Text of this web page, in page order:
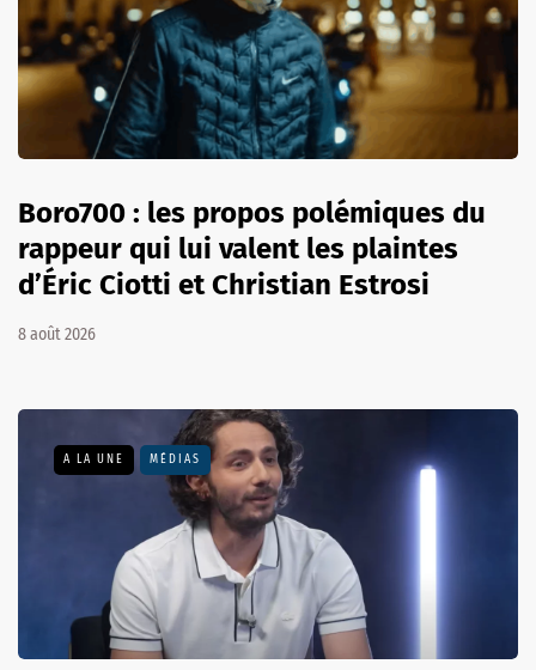
Boro700 : les propos polémiques du
rappeur qui lui valent les plaintes
d’Éric Ciotti et Christian Estrosi
8 août 2026
A LA UNE MÉDIAS